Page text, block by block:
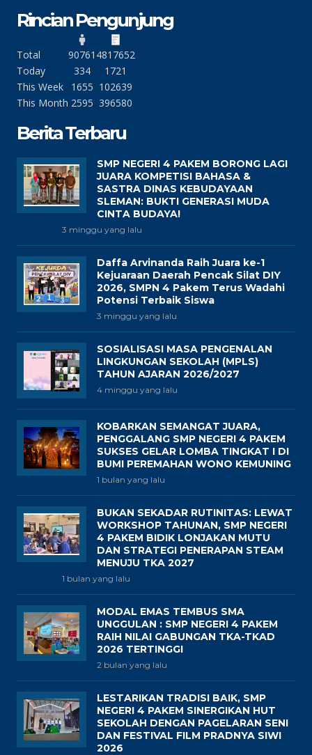
Rincian Pengunjung
Total 90761 4817652
Today
334
1721
This Week
1655 102639
This Month 2595 396580
Berita Terbaru
SMP NEGERI 4 PAKEM BORONG LAGI
JUARA KOMPETISI BAHASA &
SASTRA DINAS KEBUDAYAAN
SLEMAN: BUKTI GENERASI MUDA
CINTA BUDAYA!
3 minggu yang lalu
Daffa Arvinanda Raih Juara ke-1
Kejuaraan Daerah Pencak Silat DIY
2026, SMPN 4 Pakem Terus Wadahi
Potensi Terbaik Siswa
3 minggu yang lalu
SOSIALISASI MASA PENGENALAN
LINGKUNGAN SEKOLAH (MPLS)
TAHUN AJARAN 2026/2027
4 minggu yang lalu
KOBARKAN SEMANGAT JUARA,
PENGGALANG SMP NEGERI 4 PAKEM
SUKSES GELAR LOMBA TINGKAT I DI
BUMI PEREMAHAN WONO KEMUNING
1 bulan yang lalu
BUKAN SEKADAR RUTINITAS: LEWAT
WORKSHOP TAHUNAN, SMP NEGERI
4 PAKEM BIDIK LONJAKAN MUTU
DAN STRATEGI PENERAPAN STEAM
MENUJU TKA 2027
1 bulan yang lalu
MODAL EMAS TEMBUS SMA
UNGGULAN : SMP NEGERI 4 PAKEM
RAIH NILAI GABUNGAN TKA-TKAD
2026 TERTINGGI
2 bulan yang lalu
LESTARIKAN TRADISI BAIK, SMP
NEGERI 4 PAKEM SINERGIKAN HUT
SEKOLAH DENGAN PAGELARAN SENI
DAN FESTIVAL FILM PRADNYA SIWI
2026